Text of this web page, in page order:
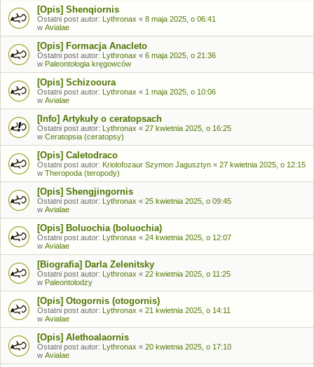
[Opis] Shenqiornis
Ostatni post autor: Lythronax « 8 maja 2025, o 06:41
w Avialae
[Opis] Formacja Anacleto
Ostatni post autor: Lythronax « 6 maja 2025, o 21:36
w Paleontologia kręgowców
[Opis] Schizooura
Ostatni post autor: Lythronax « 1 maja 2025, o 10:06
w Avialae
[Info] Artykuły o ceratopsach
Ostatni post autor: Lythronax « 27 kwietnia 2025, o 16:25
w Ceratopsia (ceratopsy)
[Opis] Caletodraco
Ostatni post autor: Kriolofozaur Szymon Jagusztyn « 27 kwietnia 2025, o 12:15
w Theropoda (teropody)
[Opis] Shengjingornis
Ostatni post autor: Lythronax « 25 kwietnia 2025, o 09:45
w Avialae
[Opis] Boluochia (boluochia)
Ostatni post autor: Lythronax « 24 kwietnia 2025, o 12:07
w Avialae
[Biografia] Darla Zelenitsky
Ostatni post autor: Lythronax « 22 kwietnia 2025, o 11:25
w Paleontolodzy
[Opis] Otogornis (otogornis)
Ostatni post autor: Lythronax « 21 kwietnia 2025, o 14:11
w Avialae
[Opis] Alethoalaornis
Ostatni post autor: Lythronax « 20 kwietnia 2025, o 17:10
w Avialae